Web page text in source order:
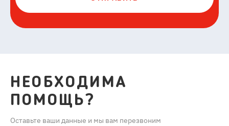
НЕОБХОДИМА
ПОМОЩЬ?
Оставьте ваши данные и мы вам перезвоним